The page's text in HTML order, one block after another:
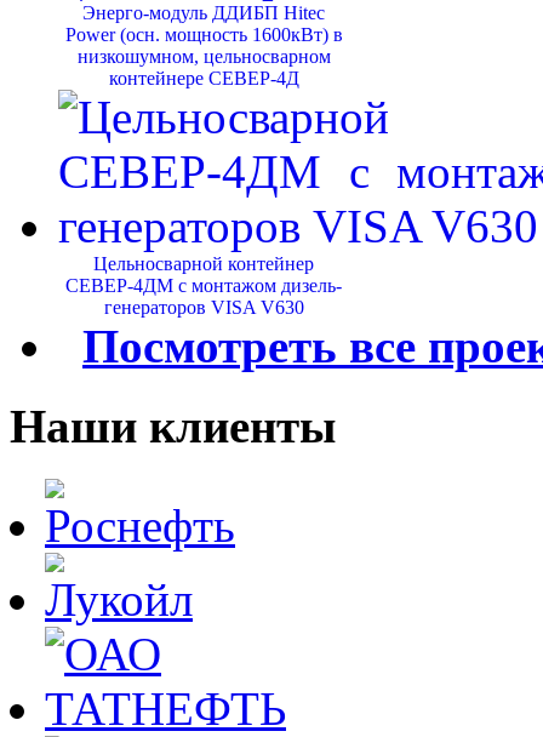
Энерго-модуль ДДИБП Hitec
Power (осн. мощность 1600кВт) в
низкошумном, цельносварном
контейнере СЕВЕР-4Д
Цельносварной контейнер
СЕВЕР-4ДМ с монтажом дизель-
генераторов VISA V630
Посмотреть все
Наши клиенты